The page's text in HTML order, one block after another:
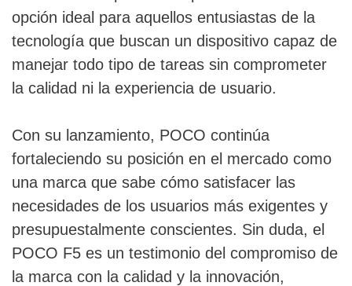
opción ideal para aquellos entusiastas de la
tecnología que buscan un dispositivo capaz de
manejar todo tipo de tareas sin comprometer
la calidad ni la experiencia de usuario.
Con su lanzamiento, POCO continúa
fortaleciendo su posición en el mercado como
una marca que sabe cómo satisfacer las
necesidades de los usuarios más exigentes y
presupuestalmente conscientes. Sin duda, el
POCO F5 es un testimonio del compromiso de
la marca con la calidad y la innovación,